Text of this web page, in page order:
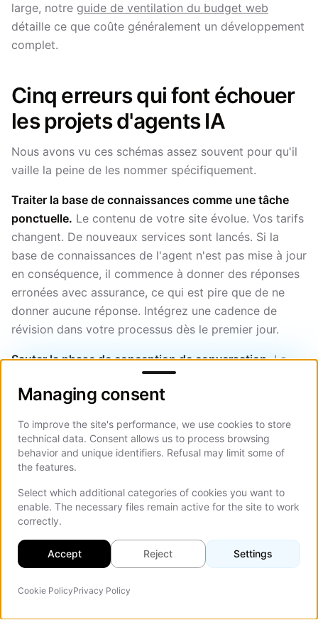
large, notre guide de ventilation du budget web
détaille ce que coûte généralement un développement
complet.
Cinq erreurs qui font échouer
les projets d'agents IA
Nous avons vu ces schémas assez souvent pour qu'il
vaille la peine de les nommer spécifiquement.
Traiter la base de connaissances comme une tâche
ponctuelle. Le contenu de votre site évolue. Vos tarifs
changent. De nouveaux services sont lancés. Si la
base de connaissances de l'agent n'est pas mise à jour
en conséquence, il commence à donner des réponses
erronées avec assurance, ce qui est pire que de ne
donner aucune réponse. Intégrez une cadence de
révision dans votre processus dès le premier jour.
Sauter la phase de conception de conversation.La
plupart des équipes sautent directement à «
connectez-le à GPT et chargez nos docs ». L'agent
pas toujours ce qui est bon pour votre activité.
Définissez ce que l'agent devrait et ne devrait pas
aborder, quel ton il devrait avoir et quand il devrait
arrêter d'interagir.
Déployer sur la mauvaise page.
article de blog n'aide presque personne. Un sur votre
page de tarifs, votre page de services ou votre page
conversion. Pensez à l'endroit où les visiteurs
Managing consent
Managing consent
To improve the site's performance, we use cookies to store
technical data. Consent allows us to process browsing
behavior and unique identifiers. Refusal may limit some of
the features.
Select which additional categories of cookies you want to
enable. The necessary files remain active for the site to work
correctly.
Accept Reject Settings
Cookie PolicyPrivacy Policy